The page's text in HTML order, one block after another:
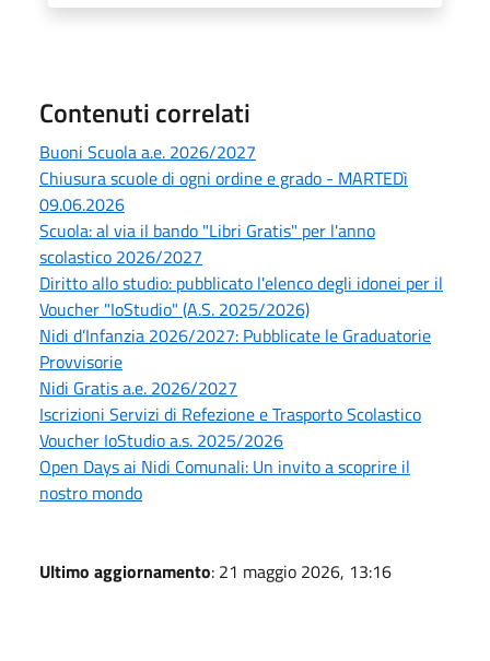
Contenuti correlati
Buoni Scuola a.e. 2026/2027
Chiusura scuole di ogni ordine e grado - MARTEDì
09.06.2026
Scuola: al via il bando "Libri Gratis" per l'anno
scolastico 2026/2027
Diritto allo studio: pubblicato l'elenco degli idonei per il
Voucher "IoStudio" (A.S. 2025/2026)
Nidi d’Infanzia 2026/2027: Pubblicate le Graduatorie
Provvisorie
Nidi Gratis a.e. 2026/2027
Iscrizioni Servizi di Refezione e Trasporto Scolastico
Voucher IoStudio a.s. 2025/2026
Open Days ai Nidi Comunali: Un invito a scoprire il
nostro mondo
Ultimo aggiornamento: 21 maggio 2026, 13:16